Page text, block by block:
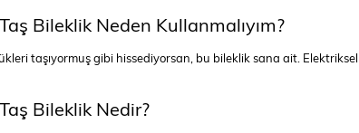
Bileklik Neden Kullanmalıyım?
taşıyormuş gibi hissediyorsan, bu bileklik sana ait.
Bileklik Nedir?